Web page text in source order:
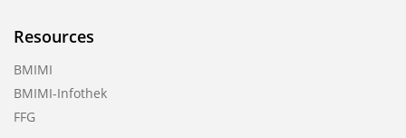
Resources
BMIMI
BMIMI-Infothek
FFG